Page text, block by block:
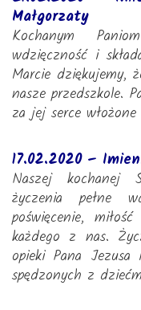
Małgorzaty
Kochanym
wdzięczność i
Marcie
nasze przedszkole.
za jej serce
17.02.2020 –
Naszej kochanej
życzenia pełne
poświęcenie,
każdego z nas.
opieki Pana
spędzonych z